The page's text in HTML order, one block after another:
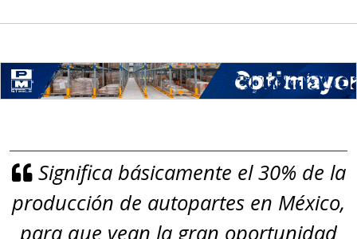
Empresa en Jalisco
GRAFITO LAMINADO EN
ROLLO
Especificaciones:
Requisitos: Garantizar composición
Significa básicamente el 30% de la
producción de autopartes en México,
para que vean la gran oportunidad